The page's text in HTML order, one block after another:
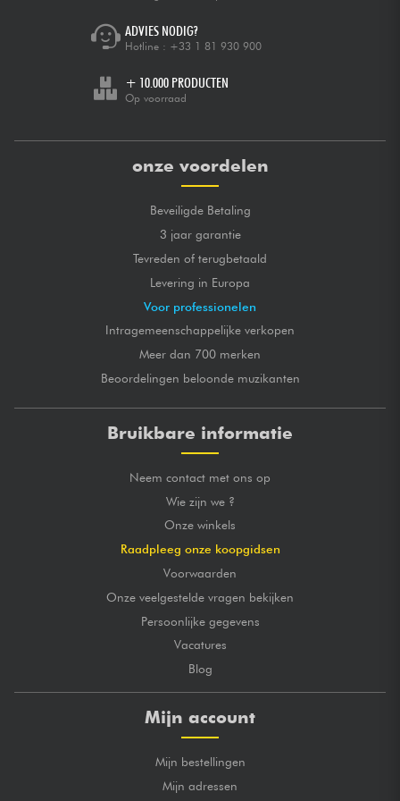
ADVIES NODIG?
Hotline : +33 1 81 930 900
+ 10.000 PRODUCTEN
Op voorraad
onze voordelen
Beveiligde Betaling
3 jaar garantie
Tevreden of terugbetaald
Levering in Europa
Voor professionelen
Intragemeenschappelijke verkopen
Meer dan 700 merken
Beoordelingen beloonde muzikanten
Bruikbare informatie
Neem contact met ons op
Wie zijn we ?
Onze winkels
Raadpleeg onze koopgidsen
Voorwaarden
Onze veelgestelde vragen bekijken
Persoonlijke gegevens
Vacatures
Blog
Mijn account
Mijn bestellingen
Mijn adressen